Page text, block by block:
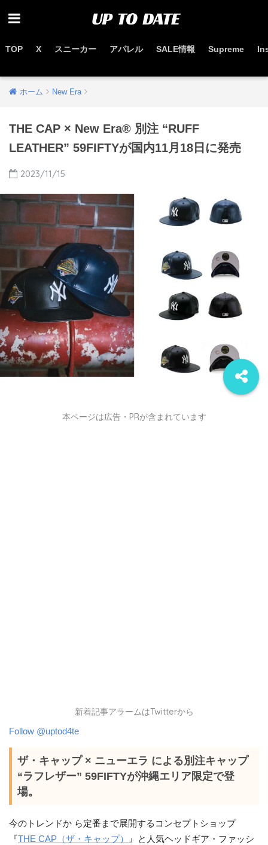
TOP X スニーカー アパレル SALE情報 Supreme
ホーム New Era
THE CAP × New Era® 別注 “RUFF
LEATHER” 59FIFTYが国内11月18日に発売
2023/11/15
本ページは広告・PRが含まれています
新着記事アラームはTwitterから
Follow @uptod4te
ザ・キャップ × ニューエラ による別注キャップ
“ラフレザー” 59FIFTYが沖縄エリア限定で登
場。
今のトレンドか ら定番まで展開するコンセプトショップ
『THE CAP（ザ・キャップ）
』と人気ヘッドギア・ファッシ